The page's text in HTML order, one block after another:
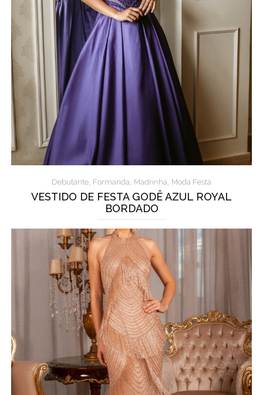
Debutante, Formanda, Madrinha, Moda Festa
VESTIDO DE FESTA GODÊ AZUL ROYAL
BORDADO